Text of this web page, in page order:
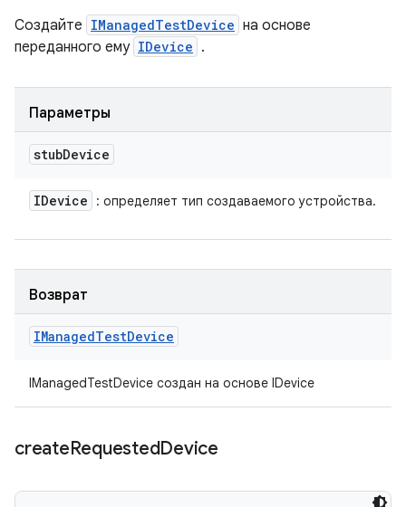
Создайте IManagedTestDevice на основе
переданного ему IDevice .
Параметры
stubDevice
IDevice : определяет тип создаваемого устройства.
Возврат
IManagedTestDevice
IManagedTestDevice создан на основе IDevice
createRequestedDevice